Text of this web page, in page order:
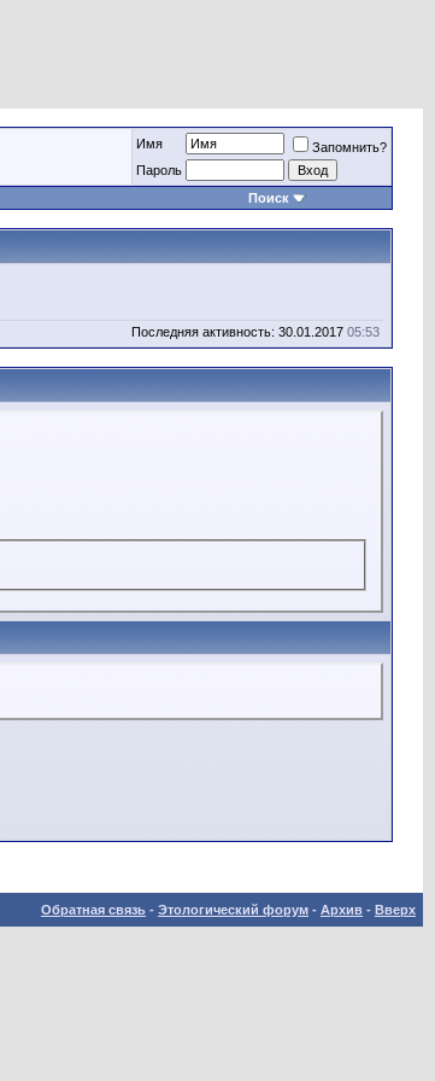
Имя
Запомнить?
Пароль
Поиск
Последняя активность: 30.01.2017 05:53
Обратная связь - Этологический форум - Архив - Вверх